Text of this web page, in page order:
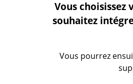
Vous choisissez
souhaitez
Vous pourrez